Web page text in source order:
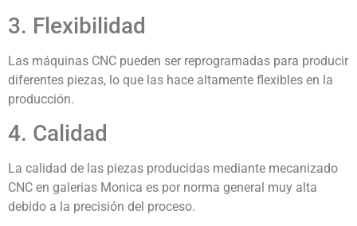
3. Flexibilidad
Las máquinas CNC pueden ser reprogramadas para producir
diferentes piezas, lo que las hace altamente flexibles en la
producción.
4. Calidad
La calidad de las piezas producidas mediante mecanizado
CNC en galerias Monica es por norma general muy alta
debido a la precisión del proceso.